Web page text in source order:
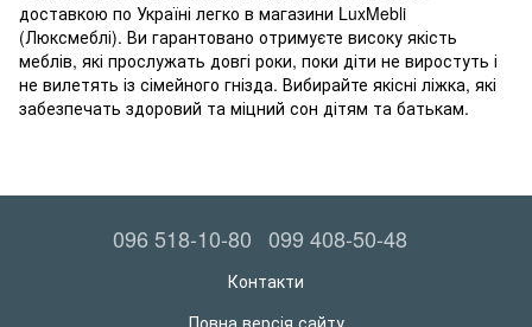
доставкою по Україні легко в магазини LuxMebli
(Люксмеблі). Ви гарантовано отримуєте високу якість
меблів, які прослужать довгі роки, поки діти не виростуть і
не вилетять із сімейного гнізда. Вибирайте якісні ліжка, які
забезпечать здоровий та міцний сон дітям та батькам.
096 518-10-80 099 408-50-48
Контакти